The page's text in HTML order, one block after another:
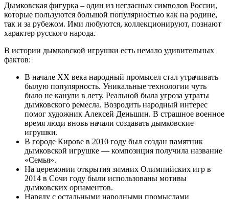
Дымковская фигурка – один из негласных символов России,
которые пользуются большой популярностью как на родине,
так и за рубежом. Ими любуются, коллекционируют, познают
характер русского народа.
В истории дымковской игрушки есть немало удивительных
фактов:
В начале XX века народный промысел стал утрачивать
былую популярность. Уникальные технологии чуть
было не канули в лету. Реальной была угроза утраты
дымковского ремесла. Возродить народный интерес
помог художник Алексей Деньшин. В страшное военное
время люди вновь начали создавать дымковские
игрушки.
В городе Кирове в 2010 году был создан памятник
дымковской игрушке — композиция получила название
«Семья».
На церемонии открытия зимних Олимпийских игр в
2014 в Сочи году были использованы мотивы
дымковских орнаментов.
Наряду с остальными народными промыслами